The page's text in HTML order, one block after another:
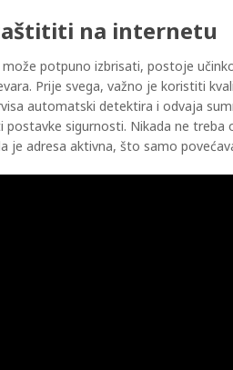
na internetu
potpuno izbrisati, postoje
Prije svega, važno je koristiti
automatski detektira i odvaja
sigurnosti. Nikada ne treba
je adresa aktivna, što samo